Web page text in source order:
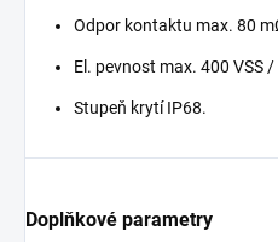
Odpor kontaktu max. 80
El. pevnost max. 400 VSS /
Stupeň krytí IP68.
Doplňkové parametry